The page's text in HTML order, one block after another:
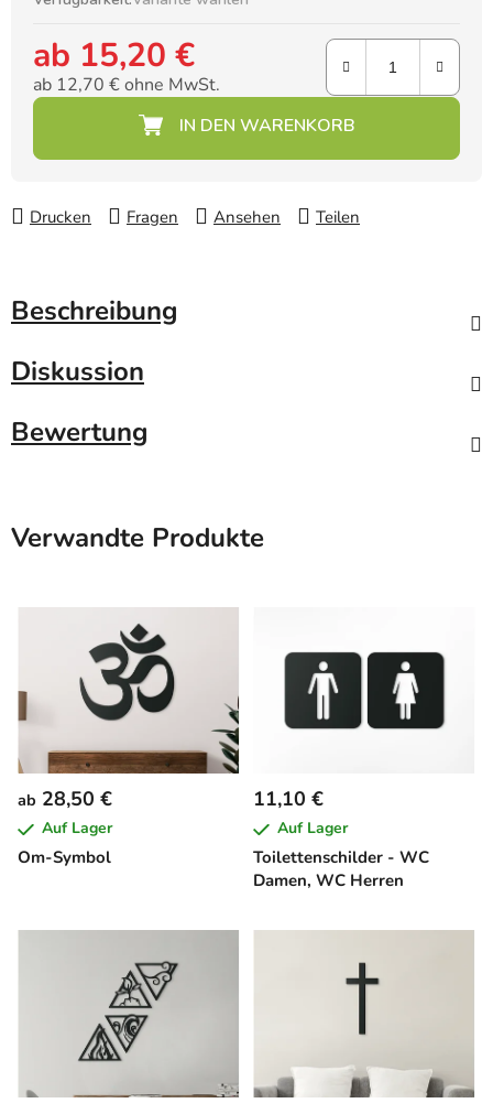
ab 15,20 €
ab 12,70 €ohne MwSt.
Verkaufspreis:
Drucken Fragen Ansehen Teilen
Beschreibung
Diskussion
Bewertung
Verwandte Produkte
Om-Symbol
ab 28,50 €
Auf Lager
Toilettenschilder - WC
Damen, WC Herren
11,10 €
Auf Lager